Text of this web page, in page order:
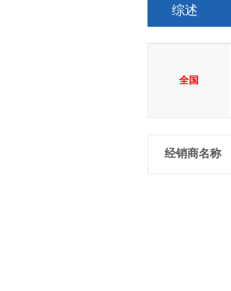
综述
全国
经销商名称